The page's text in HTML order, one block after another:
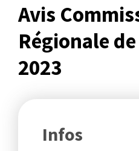
Avis
Régionale
2023
Infos